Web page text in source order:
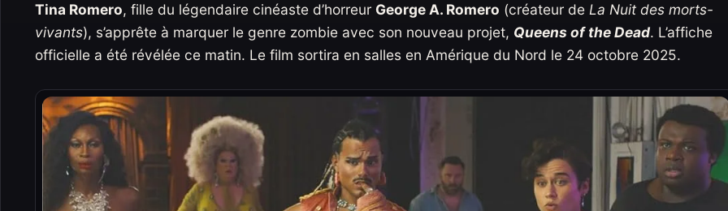
Tina Romero, fille du légendaire cinéaste d’horreur George A. Romero (créateur de La Nuit des morts-
vivants), s’apprête à marquer le genre zombie avec son nouveau projet, Queens of the Dead. L’affiche
officielle a été révélée ce matin. Le film sortira en salles en Amérique du Nord le 24 octobre 2025.